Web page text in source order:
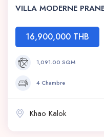
VILLA MODERNE
16,900,000 THB
1,091.00 SQM
4 Chambre
Khao Kalok